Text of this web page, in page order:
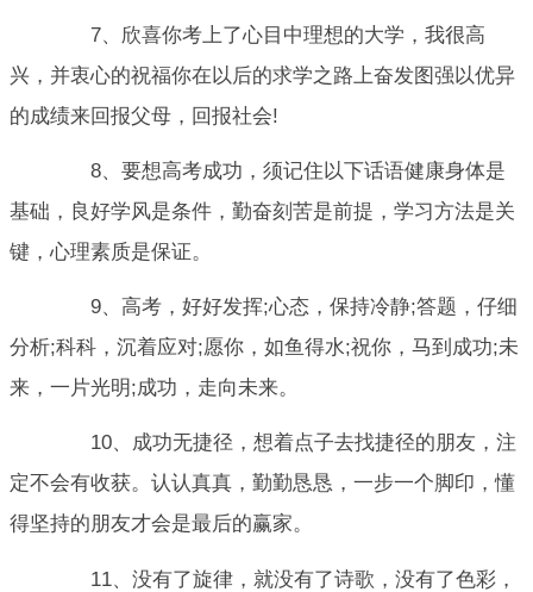
7、欣喜你考上了心目中理想的大学，我很高
兴，并衷心的祝福你在以后的求学之路上奋发图强以优异
的成绩来回报父母，回报社会!
8、要想高考成功，须记住以下话语健康身体是
基础，良好学风是条件，勤奋刻苦是前提，学习方法是关
键，心理素质是保证。
9、高考，好好发挥;心态，保持冷静;答题，仔细
分析;科科，沉着应对;愿你，如鱼得水;祝你，马到成功;未
来，一片光明;成功，走向未来。
10、成功无捷径，想着点子去找捷径的朋友，注
定不会有收获。认认真真，勤勤恳恳，一步一个脚印，懂
得坚持的朋友才会是最后的赢家。
11、没有了旋律，就没有了诗歌，没有了色彩，